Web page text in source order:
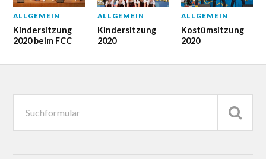
ALLGEMEIN
Kindersitzung
2020 beim FCC
ALLGEMEIN
Kindersitzung
2020
ALLGEMEIN
Kostümsitzung
2020